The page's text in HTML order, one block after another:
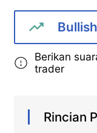
Bullish
Berikan
trader
Rincian